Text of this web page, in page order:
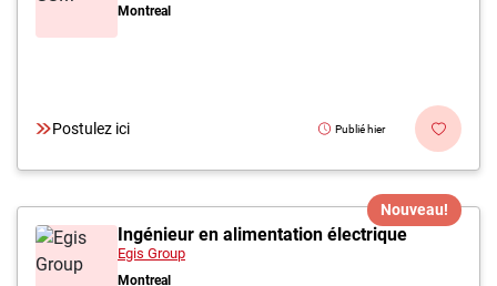
Montreal
Postulez ici Publié hier
Nouveau!
Ingénieur en alimentation électrique
Egis Group
Montreal